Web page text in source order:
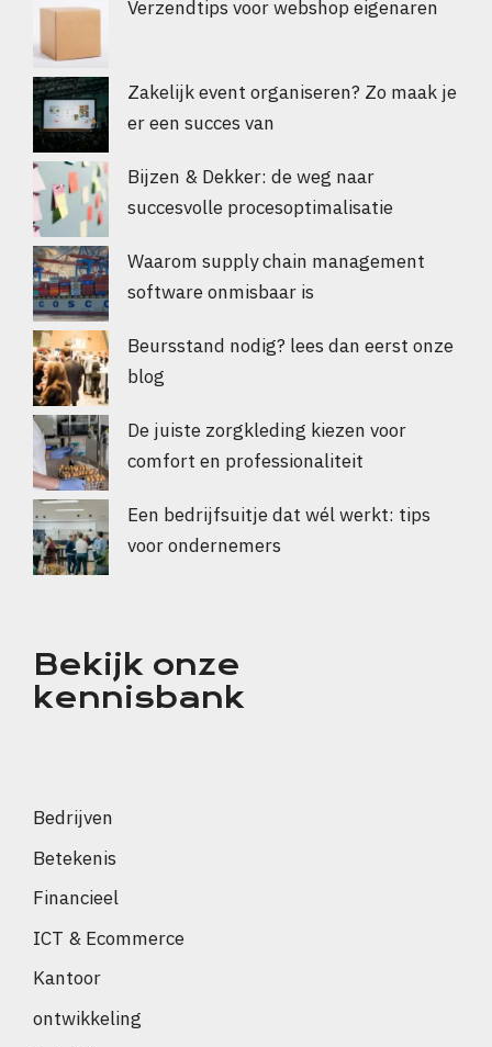
Verzendtips voor webshop eigenaren
Zakelijk event organiseren? Zo maak je
er een succes van
Bijzen & Dekker: de weg naar
succesvolle procesoptimalisatie
Waarom supply chain management
software onmisbaar is
Beursstand nodig? lees dan eerst onze
blog
De juiste zorgkleding kiezen voor
comfort en professionaliteit
Een bedrijfsuitje dat wél werkt: tips
voor ondernemers
Bekijk onze
kennisbank
Bedrijven
Betekenis
Financieel
ICT & Ecommerce
Kantoor
ontwikkeling